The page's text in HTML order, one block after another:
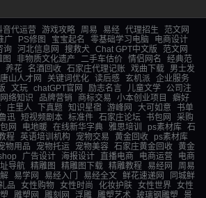
音代运营 游戏攻略 周易 易经 代理招生
范文网
广 PS修图 宝宝起名 零基础学习电脑
电商设计
询 河北信息网 搜救犬 Chat GPT中文版
范文网
图 非物质文化遗产 二手车估价 情侣网名
经典范
养花 名酒回收 石家庄代理记账 戏曲下载
男士发
唐山人才网 关键词优化 读后感 玄机派
企业服务
文玩 chatGPT官网 励志名言 儿童文学
公司注
网络知识 品牌营销 商标交易 小本创业项目
癖好
庄里人 下真题 知识星宿 游峰网 大可如意
书单
鲁迅 短视频剧本 标准件 石家庄论坛 书包网
采购
网 电地暖 在线新华字典 雅思培训 ps素材库
石
程 英语培训机构 宠物交易 黄金回收
ps素材库
物用品 宠物托运 宠物美容 石家庄黄金回收 黄金
广告设计 海报设计 直播电商 电商运营
电商
导航 精雕图 精雕图下载 精雕教程 易经网
周易
易学网 易经入门 易经全文 鲜花速递网
同城鲜
品 女性购物 女性时尚 化妆护肤 女性世界
女性
雕塑网 雕刻网 浮雕 雕塑艺术 玻璃钢雕塑 景